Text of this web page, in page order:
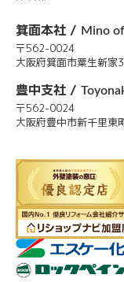
箕面本社 / Mino
〒562-0024
大阪府箕面市粟生新
豊中支社 /
〒562-0024
大阪府豊中市新千里東